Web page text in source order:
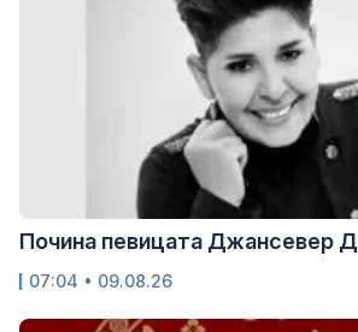
Почина певицата Джансевер
07:04 • 09.08.26